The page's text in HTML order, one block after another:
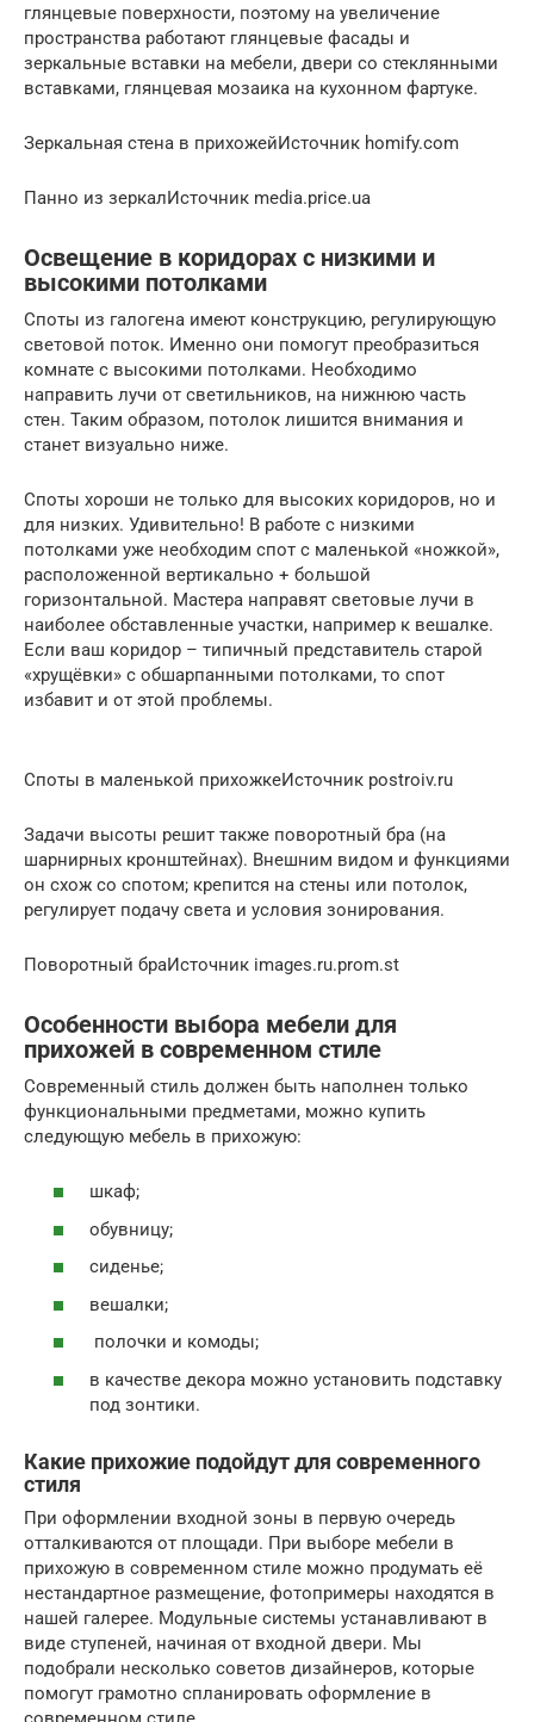
глянцевые поверхности, поэтому на увеличение
пространства работают глянцевые фасады и
зеркальные вставки на мебели, двери со стеклянными
вставками, глянцевая мозаика на кухонном фартуке.
Зеркальная стена в прихожейИсточник homify.com
Панно из зеркалИсточник media.price.ua
Освещение в коридорах с низкими и
высокими потолками
Споты из галогена имеют конструкцию, регулирующую
световой поток. Именно они помогут преобразиться
комнате с высокими потолками. Необходимо
направить лучи от светильников, на нижнюю часть
стен. Таким образом, потолок лишится внимания и
станет визуально ниже.
Споты хороши не только для высоких коридоров, но и
для низких. Удивительно! В работе с низкими
потолками уже необходим спот с маленькой «ножкой»,
расположенной вертикально + большой
горизонтальной. Мастера направят световые лучи в
наиболее обставленные участки, например к вешалке.
Если ваш коридор – типичный представитель старой
«хрущёвки» с обшарпанными потолками, то спот
избавит и от этой проблемы.
Споты в маленькой прихожкеИсточник postroiv.ru
Задачи высоты решит также поворотный бра (на
шарнирных кронштейнах). Внешним видом и функциями
он схож со спотом; крепится на стены или потолок,
регулирует подачу света и условия зонирования.
Поворотный браИсточник images.ru.prom.st
Особенности выбора мебели для
прихожей в современном стиле
Современный стиль должен быть наполнен только
функциональными предметами, можно купить
следующую мебель в прихожую:
шкаф;
обувницу;
сиденье;
вешалки;
полочки и комоды;
в качестве декора можно установить подставку
под зонтики.
Какие прихожие подойдут для современного
стиля
При оформлении входной зоны в первую очередь
отталкиваются от площади. При выборе мебели в
прихожую в современном стиле можно продумать её
нестандартное размещение, фотопримеры находятся в
нашей галерее. Модульные системы устанавливают в
виде ступеней, начиная от входной двери. Мы
подобрали несколько советов дизайнеров, которые
помогут грамотно спланировать оформление в